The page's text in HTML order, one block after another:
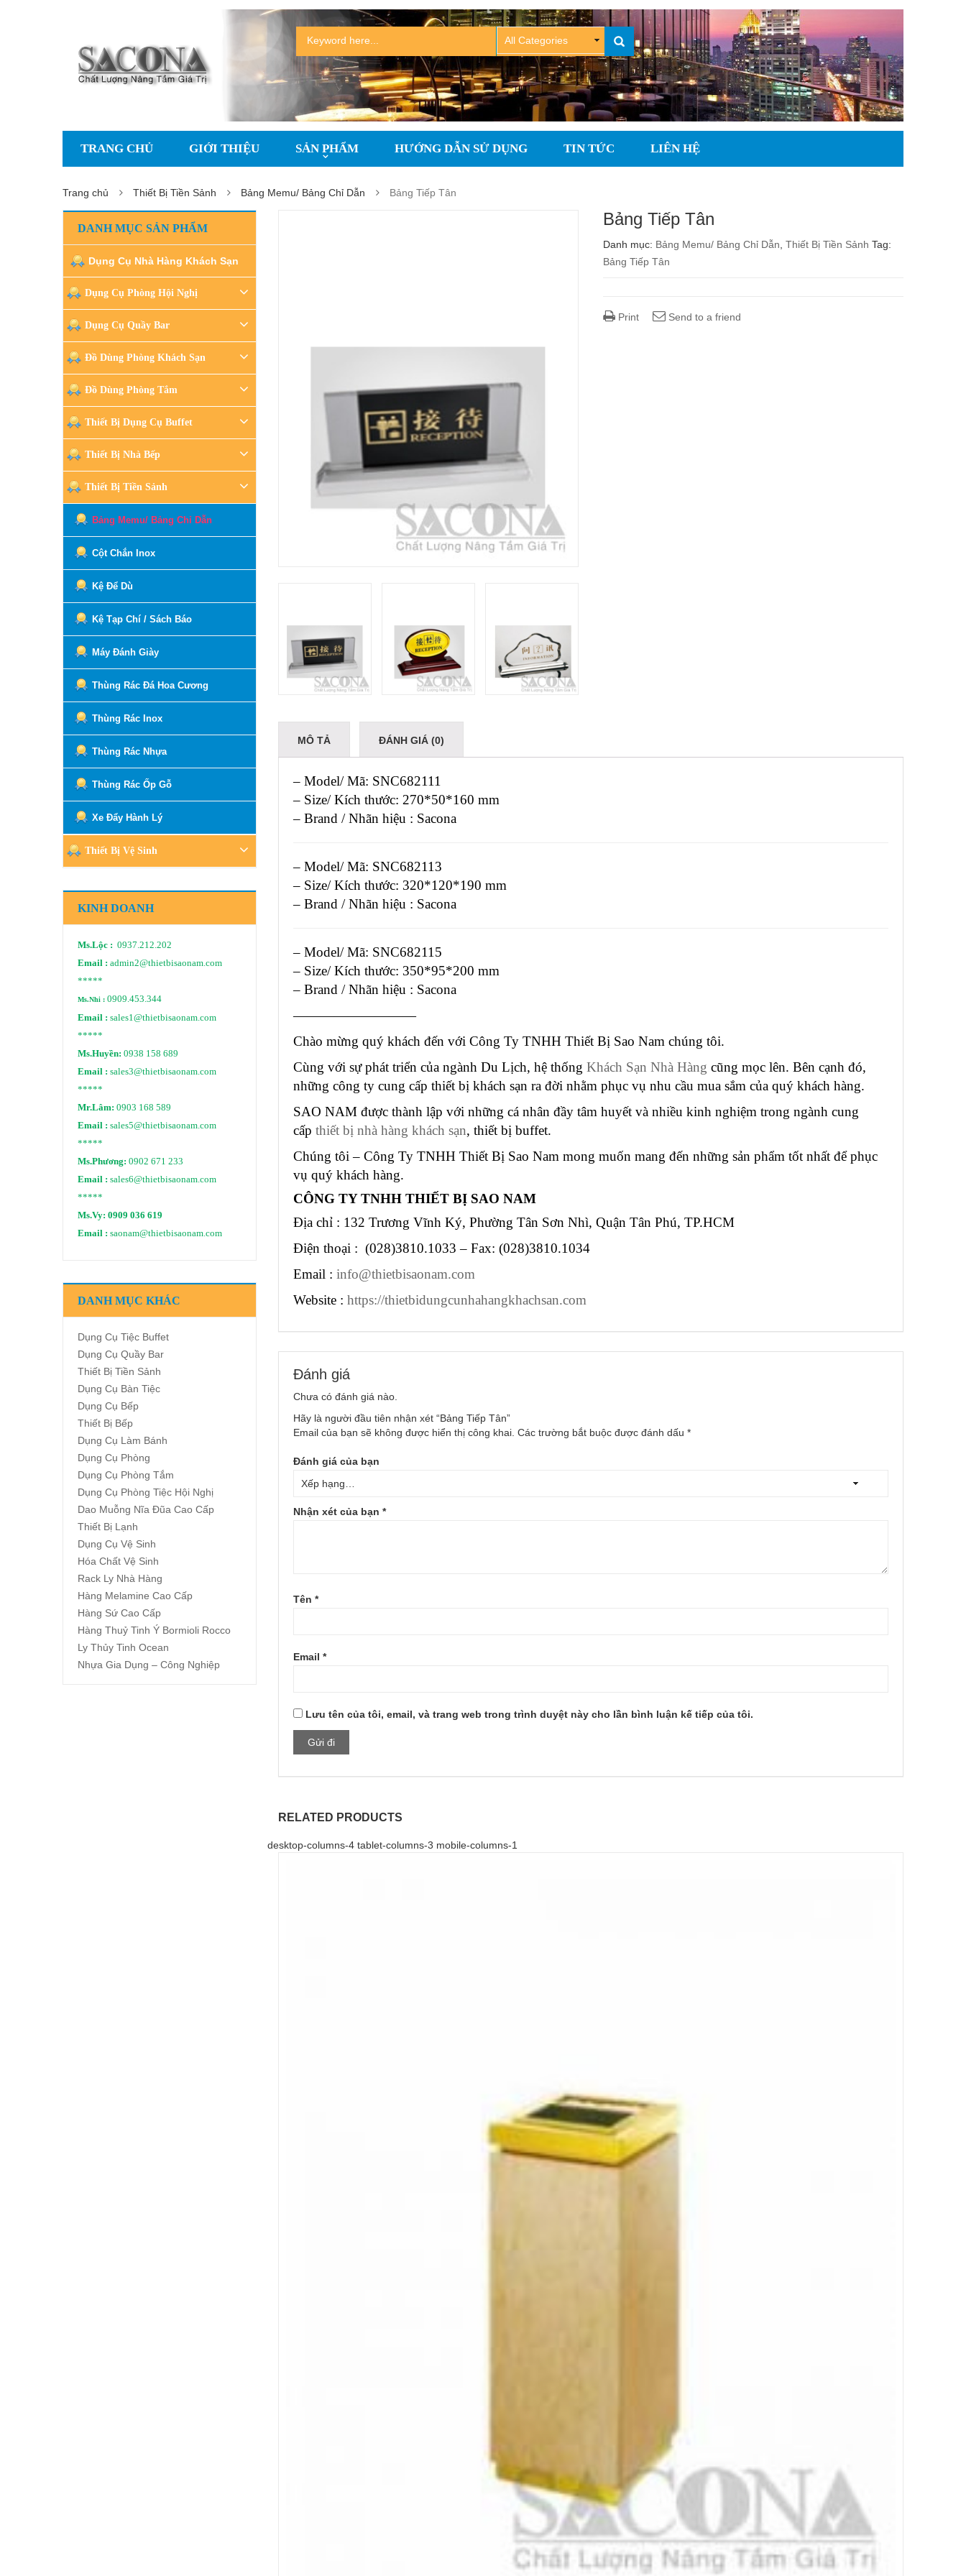
TRANG CHỦ GIỚI THIỆU SẢN PHẨM HƯỚNG DẪN SỬ DỤNG TIN TỨC LIÊN HỆ
Trang chủ Thiết Bị Tiền Sảnh Bảng Memu/ Bảng Chỉ Dẫn Bảng Tiếp Tân
Bảng Tiếp Tân
Danh mục: Bảng Memu/ Bảng Chỉ Dẫn,Thiết Bị Tiền Sảnh Tag:
Bảng Tiếp Tân
Print Send to a friend
MÔ TẢ ĐÁNH GIÁ (0)
– Model/ Mã: SNC682111
– Size/ Kích thước: 270*50*160 mm
– Brand / Nhãn hiệu : Sacona
– Model/ Mã: SNC682113
– Size/ Kích thước: 320*120*190 mm
– Brand / Nhãn hiệu : Sacona
– Model/ Mã: SNC682115
– Size/ Kích thước: 350*95*200 mm
– Brand / Nhãn hiệu : Sacona
—————————
Chào mừng quý khách đến với Công Ty TNHH Thiết Bị Sao Nam chúng tôi.
Cùng với sự phát triển của ngành Du Lịch, hệ thống Khách Sạn Nhà Hàng cũng mọc lên. Bên cạnh đó,
những công ty cung cấp thiết bị khách sạn ra đời nhằm phục vụ nhu cầu mua sắm của quý khách hàng.
SAO NAM được thành lập với những cá nhân đầy tâm huyết và nhiều kinh nghiệm trong ngành cung
cấp thiết bị nhà hàng khách sạn, thiết bị buffet.
Chúng tôi – Công Ty TNHH Thiết Bị Sao Nam mong muốn mang đến những sản phẩm tốt nhất để phục
vụ quý khách hàng.
CÔNG TY TNHH THIẾT BỊ SAO NAM
Địa chỉ : 132 Trương Vĩnh Ký, Phường Tân Sơn Nhì, Quận Tân Phú, TP.HCM
Điện thoại : (028)3810.1033 – Fax: (028)3810.1034
Email : info@thietbisaonam.com
Website : https://thietbidungcunhahangkhachsan.com
Đánh giá
Chưa có đánh giá nào.
Hãy là người đầu tiên nhận xét “Bảng Tiếp Tân”
Email của bạn sẽ không được hiển thị công khai. Các trường bắt buộc được đánh dấu *
Đánh giá của bạn
Nhận xét của bạn *
Tên *
Email *
Lưu tên của tôi, email, và trang web trong trình duyệt này cho lần bình luận kế tiếp của tôi.
RELATED PRODUCTS
desktop-columns-4 tablet-columns-3 mobile-columns-1
DANH MỤC SẢN PHẨM
Dụng Cụ Nhà Hàng Khách Sạn
Dụng Cụ Phòng Hội Nghị
Dụng Cụ Quầy Bar
Đồ Dùng Phòng Khách Sạn
Đồ Dùng Phòng Tắm
Thiết Bị Dụng Cụ Buffet
Thiết Bị Nhà Bếp
Thiết Bị Tiền Sảnh
Bảng Memu/ Bảng Chỉ Dẫn
Cột Chắn Inox
Kệ Để Dù
Kệ Tạp Chí / Sách Báo
Máy Đánh Giày
Thùng Rác Đá Hoa Cương
Thùng Rác Inox
Thùng Rác Nhựa
Thùng Rác Ốp Gỗ
Xe Đẩy Hành Lý
Thiết Bị Vệ Sinh
KINH DOANH
Ms.Lộc : 0937.212.202
Email : admin2@thietbisaonam.com
*****
Ms.Nhi : 0909.453.344
Email : sales1@thietbisaonam.com
*****
Ms.Huyền: 0938 158 689
Email : sales3@thietbisaonam.com
*****
Mr.Lâm: 0903 168 589
Email : sales5@thietbisaonam.com
*****
Ms.Phương: 0902 671 233
Email : sales6@thietbisaonam.com
*****
Ms.Vy: 0909 036 619
Email : saonam@thietbisaonam.com
DANH MỤC KHÁC
Dụng Cụ Tiệc Buffet
Dụng Cụ Quầy Bar
Thiết Bị Tiền Sảnh
Dụng Cụ Bàn Tiệc
Dụng Cụ Bếp
Thiết Bị Bếp
Dụng Cụ Làm Bánh
Dụng Cụ Phòng
Dụng Cụ Phòng Tắm
Dụng Cụ Phòng Tiệc Hội Nghị
Dao Muỗng Nĩa Đũa Cao Cấp
Thiết Bị Lạnh
Dụng Cụ Vệ Sinh
Hóa Chất Vệ Sinh
Rack Ly Nhà Hàng
Hàng Melamine Cao Cấp
Hàng Sứ Cao Cấp
Hàng Thuỷ Tinh Ý Bormioli Rocco
Ly Thủy Tinh Ocean
Nhựa Gia Dụng – Công Nghiệp